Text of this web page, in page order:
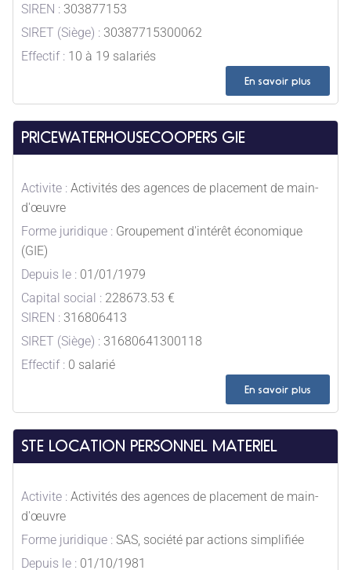
SIREN : 303877153
SIRET (Siège) : 30387715300062
Effectif : 10 à 19 salariés
En savoir plus
PRICEWATERHOUSECOOPERS GIE
Activite : Activités des agences de placement de main-
d'œuvre
Forme juridique : Groupement d'intérêt économique
(GIE)
Depuis le : 01/01/1979
Capital social : 228673.53 €
SIREN : 316806413
SIRET (Siège) : 31680641300118
Effectif : 0 salarié
En savoir plus
STE LOCATION PERSONNEL MATERIEL
Activite : Activités des agences de placement de main-
d'œuvre
Forme juridique : SAS, société par actions simplifiée
Depuis le : 01/10/1981